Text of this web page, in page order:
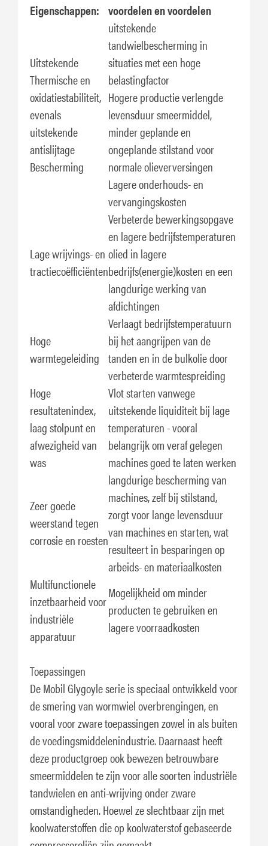
Eigenschappen: voordelen en voordelen
Uitstekende
Thermische en
oxidatiestabiliteit,
evenals
uitstekende
antislijtage
Bescherming
uitstekende
tandwielbescherming in
situaties met een hoge
belastingfactor
Hogere productie verlengde
levensduur smeermiddel,
minder geplande en
ongeplande stilstand voor
normale olieverversingen
Lagere onderhouds- en
vervangingskosten
Lage wrijvings- en
tractiecoëfficiënten
Verbeterde bewerkingsopgave
en lagere bedrijfstemperaturen
olied in lagere
bedrijfs(energie)kosten en een
langdurige werking van
afdichtingen
Hoge
warmtegeleiding
Verlaagt bedrijfstemperatuurn
bij het aangrijpen van de
tanden en in de bulkolie door
verbeterde warmtespreiding
Hoge
resultatenindex,
laag stolpunt en
afwezigheid van
was
Vlot starten vanwege
uitstekende liquiditeit bij lage
temperaturen - vooral
belangrijk om veraf gelegen
machines goed te laten werken
Zeer goede
weerstand tegen
corrosie en roesten
langdurige bescherming van
machines, zelf bij stilstand,
zorgt voor lange levensduur
van machines en starten, wat
resulteert in besparingen op
arbeids- en materiaalkosten
Multifunctionele
inzetbaarheid voor
industriële
apparatuur
Mogelijkheid om minder
producten te gebruiken en
lagere voorraadkosten
Toepassingen
De Mobil Glygoyle serie is speciaal ontwikkeld voor
de smering van wormwiel overbrengingen, en
vooral voor zware toepassingen zowel in als buiten
de voedingsmiddelenindustrie. Daarnaast heeft
deze productgroep ook bewezen betrouwbare
smeermiddelen te zijn voor alle soorten industriële
tandwielen en anti-wrijving onder zware
omstandigheden. Hoewel ze slechtbaar zijn met
koolwaterstoffen die op koolwaterstof gebaseerde